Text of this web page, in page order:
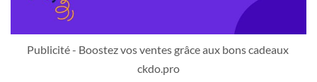
Publicité - Boostez vos ventes grâce aux bons cadeaux
ckdo.pro